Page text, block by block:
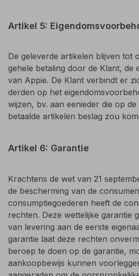
Artikel 5:
De geleverde artikelen blijven tot
gehele betaling door de Klant, de
van Appie. De Klant verbindt er
derden op het
wijzen, bv. aan eenieder die op
betaalde artikelen beslag zou
Artikel 6: Garantie
Krachtens de wet van 21
de bescherming van de
consumptiegoederen heeft de
rechten. Deze wettelijke garantie
van levering aan de eerste
garantie laat deze rechten
beroep te doen op de garantie,
aankoopbewijs kunnen